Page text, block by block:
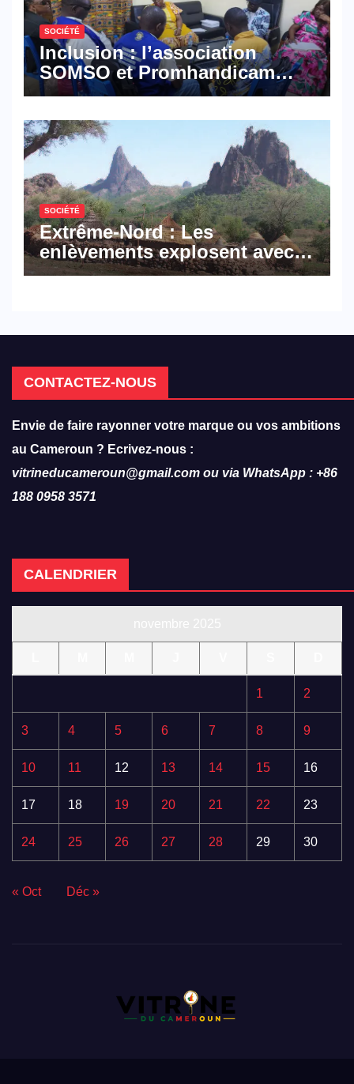
SOCIÉTÉ
Inclusion : l’association
SOMSO et Promhandicam
militent en faveur d’une
hôtellerie-restauration
SOCIÉTÉ
Extrême-Nord : Les
enlèvements explosent avec
308 victimes en trois mois
CONTACTEZ-NOUS
Envie de faire rayonner votre marque ou vos ambitions
au Cameroun ? Ecrivez-nous :
vitrineducameroun@gmail.com ou via WhatsApp : +86
188 0958 3571
CALENDRIER
1 2
3 4 5 6 7 8 9
10 11 12 13 14 15 16
17 18 19 20 21 22 23
24 25 26 27 28 29 30
« Oct Déc »